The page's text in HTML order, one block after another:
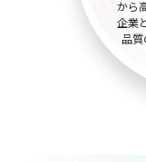
から
企業
品